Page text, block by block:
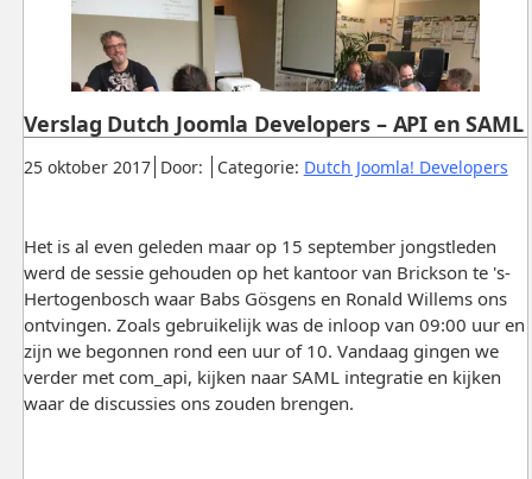
Gepubliceerd:
25 oktober 2017. Door: Categorie: Dutch Joomla! Developers.
Verslag Dutch Joomla Developers – API en SAML
Het is al even geleden maar op 15 september jongstleden
werd de sessie gehouden op het kantoor van Brickson te 's-
Hertogenbosch waar Babs Gösgens en Ronald Willems ons
ontvingen. Zoals gebruikelijk was de inloop van 09:00 uur en
zijn we begonnen rond een uur of 10. Vandaag gingen we
verder met com_api, kijken naar SAML integratie en kijken
waar de discussies ons zouden brengen.